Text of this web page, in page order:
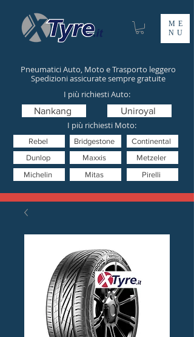
ME
NU
Pneumatici Auto, Moto e Trasporto leggero
Spedizioni assicurate sempre gratuite
I più richiesti Moto:
Mitas
Nankang
Pirelli
Uniroyal
Metzeler
Dunlop
Bridgestone Continental
Michelin
Rebel
I più richiesti Auto:
Maxxis